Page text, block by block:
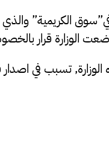
الوزارة قرار
تسبب في